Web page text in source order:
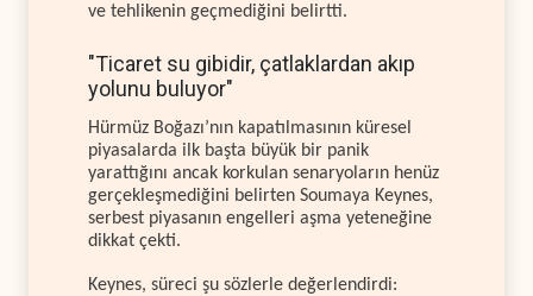
ve tehlikenin geçmediğini belirtti.
"Ticaret su gibidir, çatlaklardan akıp
yolunu buluyor"
Hürmüz Boğazı’nın kapatılmasının küresel
piyasalarda ilk başta büyük bir panik
yarattığını ancak korkulan senaryoların henüz
gerçekleşmediğini belirten Soumaya Keynes,
serbest piyasanın engelleri aşma yeteneğine
dikkat çekti.
Keynes, süreci şu sözlerle değerlendirdi: